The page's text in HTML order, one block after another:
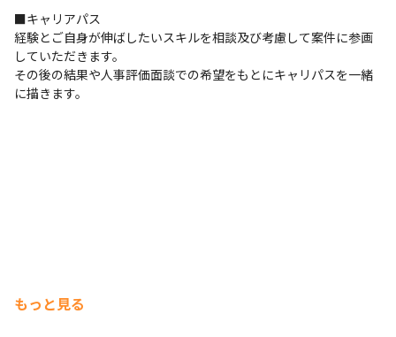
■キャリアパス
経験とご自身が伸ばしたいスキルを相談及び考慮して案件に参画
していただきます。
その後の結果や人事評価面談での希望をもとにキャリパスを一緒
に描きます。
もっと見る